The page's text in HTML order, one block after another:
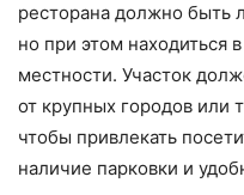
ресторана должно быть
но при этом находиться
местности. Участок
от крупных городов или
чтобы привлекать
наличие парковки и